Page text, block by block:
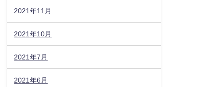
2021年11月
2021年10月
2021年7月
2021年6月